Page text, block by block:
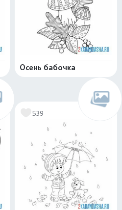
Осень бабочка
539